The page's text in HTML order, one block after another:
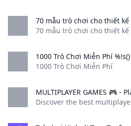
1000 Trò Chơi Miễn Phí %!s()
1000 Trò Chơi Miễn Phí